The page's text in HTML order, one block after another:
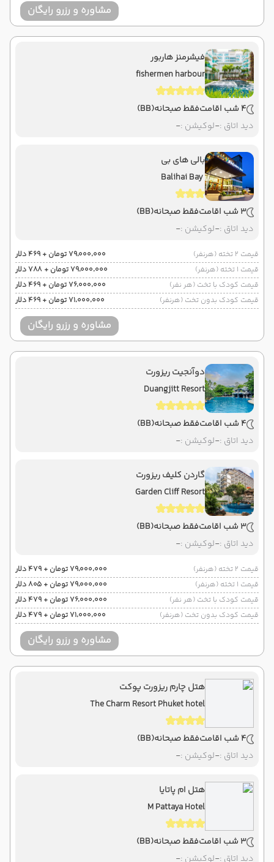
مشاوره و رزرو رایگان
فیشرمنز هاربور
fishermen harbour
4 شب اقامت فقط صبحانه(BB)
دید اتاق :-لوکیشن :-
بالی های بی
Balihai Bay
3 شب اقامت فقط صبحانه(BB)
دید اتاق :-لوکیشن :-
قیمت 2 تخته (هرنفر)
۷۹٬۰۰۰٬۰۰۰ تومان + ۴۶۹ دلار
قیمت 1 تخته (هرنفر)
۷۹٬۰۰۰٬۰۰۰ تومان + ۷۸۸ دلار
قیمت کودک با تخت (هر نفر)
۷۶٬۰۰۰٬۰۰۰ تومان + ۴۶۹ دلار
قیمت کودک بدون تخت (هرنفر)
۷۱٬۰۰۰٬۰۰۰ تومان + ۴۶۹ دلار
مشاوره و رزرو رایگان
دوآنجیت ریزورت
Duangjitt Resort
4 شب اقامت فقط صبحانه(BB)
دید اتاق :-لوکیشن :-
گاردن کلیف ریزورت
Garden Cliff Resort
3 شب اقامت فقط صبحانه(BB)
دید اتاق :-لوکیشن :-
قیمت 2 تخته (هرنفر)
۷۹٬۰۰۰٬۰۰۰ تومان + ۴۷۹ دلار
قیمت 1 تخته (هرنفر)
۷۹٬۰۰۰٬۰۰۰ تومان + ۸۰۵ دلار
قیمت کودک با تخت (هر نفر)
۷۶٬۰۰۰٬۰۰۰ تومان + ۴۷۹ دلار
قیمت کودک بدون تخت (هرنفر)
۷۱٬۰۰۰٬۰۰۰ تومان + ۴۷۹ دلار
مشاوره و رزرو رایگان
هتل چارم ریزورت پوکت
The Charm Resort Phuket hotel
4 شب اقامت فقط صبحانه(BB)
دید اتاق :-لوکیشن :-
هتل ام پاتایا
M Pattaya Hotel
3 شب اقامت فقط صبحانه(BB)
دید اتاق :-لوکیشن :-